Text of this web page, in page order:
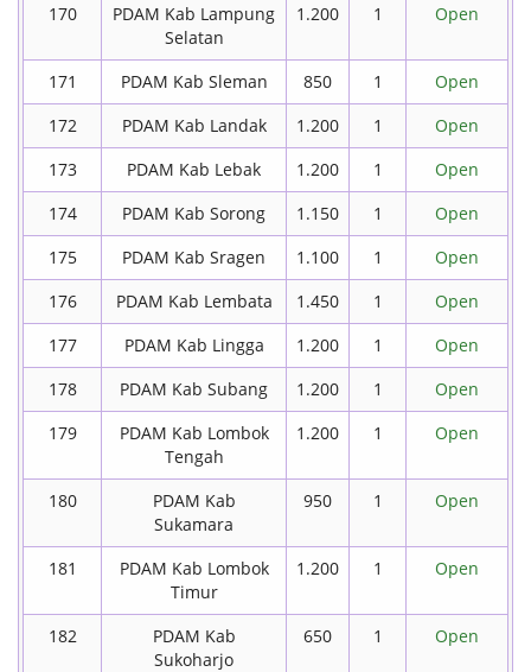
170
PDAM Kab Lampung
Selatan
1.200 1 Open
171 PDAM Kab Sleman 850 1
Open
172
PDAM Kab Landak 1.200 1
Open
173
PDAM Kab Lebak 1.200 1
Open
174
PDAM Kab Sorong 1.150 1
Open
175
PDAM Kab Sragen 1.100 1
Open
176
PDAM Kab Lembata 1.450 1
Open
177
PDAM Kab Lingga 1.200 1
Open
178
PDAM Kab Subang 1.200 1
Open
179
PDAM Kab Lombok
Tengah
1.200 1 Open
180
PDAM Kab
Sukamara
950 1 Open
181
PDAM Kab Lombok
Timur
1.200 1 Open
182
PDAM Kab
Sukoharjo
650 1 Open